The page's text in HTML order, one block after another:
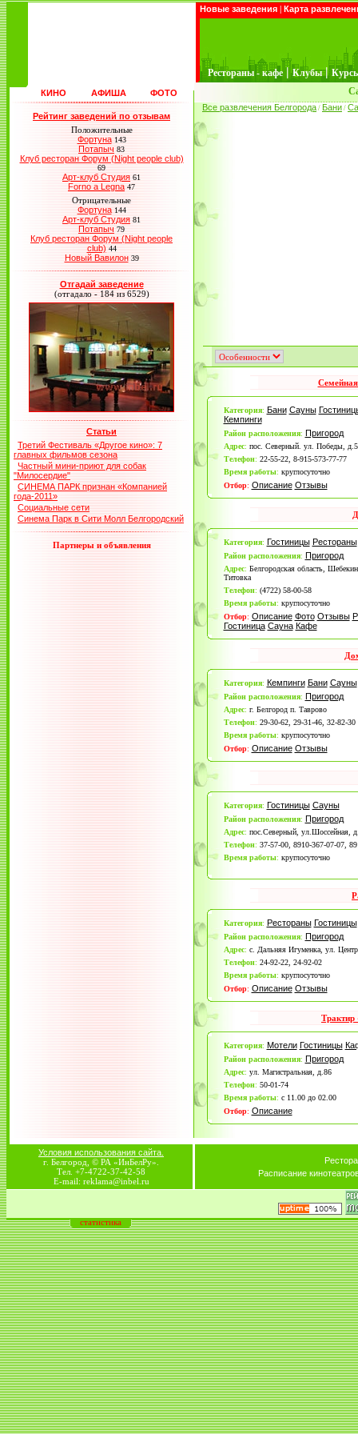
Новые заведения | Карта
Рестораны - кафе | Клубы |
КИНО АФИША ФОТО
Рейтинг заведений по отзывам
Положительные
Фортуна 143
Потапыч 83
Клуб ресторан Форум (Night people club)
69
Арт-клуб Студия 61
Forno a Legna 47
Отрицательные
Фортуна 144
Арт-клуб Студия 81
Потапыч 79
Клуб ресторан Форум (Night people
club) 44
Новый Вавилон 39
Отгадай заведение
(отгадало - 184 из 6529)
Статьи
Третий Фестиваль «Другое кино»: 7
главных фильмов сезона
Частный мини-приют для собак
"Милосердие"
СИНЕМА ПАРК признан «Компанией
года-2011»
Социальные сети
Синема Парк в Сити Молл Белгородский
Партнеры и объявления
Все развлечения Белгорода / Бани /
Категория: Бани Сауны
Кемпинги
Район расположения: Пригород
Адрес: пос. Северный. ул. Победы,
Телефон: 22-55-22, 8-915-573-77-77
Время работы: круглосуточно
Отбор: Описание Отзывы
Категория: Гостиницы Рестораны
Район расположения: Пригород
Адрес: Белгородская область,
Титовка
Телефон: (4722) 58-00-58
Время работы: круглосуточно
Отбор: Описание Фото Отзывы
Гостиница Сауна Кафе
Категория: Кемпинги Бани Сауны
Район расположения: Пригород
Адрес: г. Белгород п. Таврово
Телефон: 29-30-62, 29-31-46, 32-82-30
Время работы: круглосуточно
Отбор: Описание Отзывы
Категория: Гостиницы Сауны
Район расположения: Пригород
Адрес: пос.Северный, ул.Шоссейная,
Телефон: 37-57-00, 8910-367-07-07,
Время работы: круглосуточно
Категория: Рестораны Гостиницы
Район расположения: Пригород
Адрес: c. Дальняя Игуменка, ул.
Телефон: 24-92-22, 24-92-02
Время работы: круглосуточно
Отбор: Описание Отзывы
Трактир
Категория: Мотели Гостиницы
Район расположения: Пригород
Адрес: ул. Магистральная, д.86
Телефон: 50-01-74
Время работы: с 11.00 до 02.00
Отбор: Описание
Условия использования сайта.
г. Белгород, © РА «ИнБелРу».
Тел. +7-4722-37-42-58
E-mail: reklama@inbel.ru
Расписание
статистика